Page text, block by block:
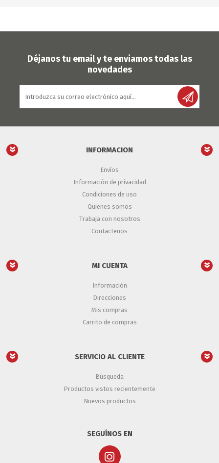
Déjanos tu email y te enviamos todas las
novedades
INFORMACION
Envíos
Información de privacidad
Condiciones de uso
Quienes somos
Trabaja con nosotros
Contactenos
MI CUENTA
Información
Direcciones
Mis compras
Carrito de compras
SERVICIO AL CLIENTE
Búsqueda
Productos vistos recientemente
Nuevos productos
SEGUÍNOS EN